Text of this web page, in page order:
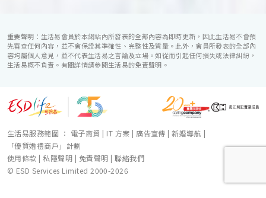
重要聲明：生活易會員於本網站內所發表的全部內容為即時更新，因此生活易不會預
先審查任何內容，並不會保證其準確性、完整性及質量。此外，會員所發表的全部內
容均屬個人意見，並不代表生活易之言論及立場。如從而引起任何損失或法律糾紛，
生活易概不負責。有關詳情請參閱生活易的免責聲明。
生活易服務範圍 ： 電子商貿 | IT 方案 | 廣告宣傳 |新婚導航 |
「優質婚禮商戶」計劃
使用條款 |私隱聲明 | 免責聲明 |聯絡我們
© ESD Services Limited 2000-2026